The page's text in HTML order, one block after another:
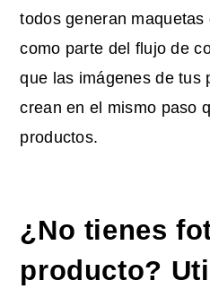
todos generan maquetas
como parte del flujo de
que las imágenes de tus
crean en el mismo paso
productos.
¿No tienes
producto?